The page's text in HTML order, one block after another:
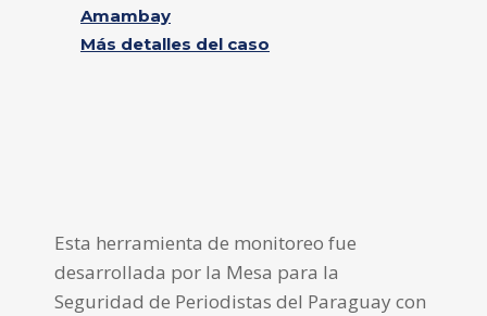
Amambay
Más detalles del caso
Esta herramienta de monitoreo fue
desarrollada por la Mesa para la
Seguridad de Periodistas del Paraguay con